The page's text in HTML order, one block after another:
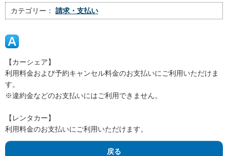
カテゴリー： 請求・支払い
【カーシェア】
利用料金および予約キャンセル料金のお支払いにご利用いただけま
す。
※違約金などのお支払いにはご利用できません。
【レンタカー】
利用料金のお支払いにご利用いただけます。
戻る